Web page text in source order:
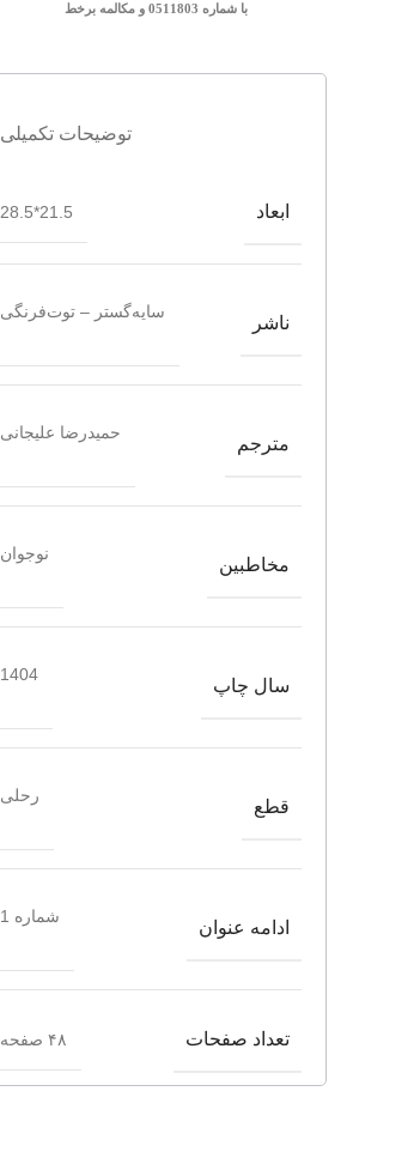
با شماره 0511803 و مکالمه برخط
توضیحات تکمیلی
ابعاد 21.5*28.5
ناشر
سایه‌گستر – توت‌فرنگی
مترجم
حمیدرضا علیجانی
مخاطبین
نوجوان
سال چاپ
1404
قطع
رحلی
ادامه عنوان
شماره 1
تعداد صفحات ۴۸ صفحه